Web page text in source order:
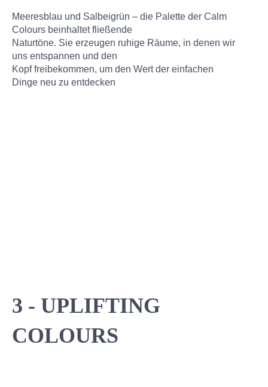
Meeresblau und Salbeigrün – die Palette der Calm
Colours beinhaltet fließende
Naturtöne. Sie erzeugen ruhige Räume, in denen wir
uns entspannen und den
Kopf freibekommen, um den Wert der einfachen
Dinge neu zu entdecken
3 - UPLIFTING
COLOURS